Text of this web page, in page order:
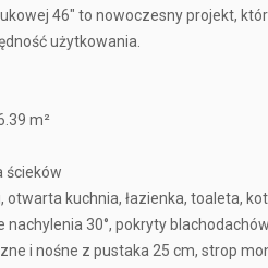
46" to nowoczesny projekt,
użytkowania.
m²
ścieków
otwarta kuchnia, łazienka, toaleta,
nachylenia 30°, pokryty
i nośne z pustaka 25 cm, strop